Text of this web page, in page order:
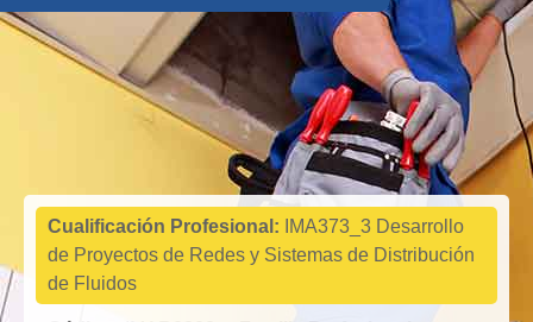
Instalación y
mantenimiento
Cualificación Profesional:
IMA373_3 Desarrollo
de Proyectos de Redes y Sistemas de Distribución
de Fluidos